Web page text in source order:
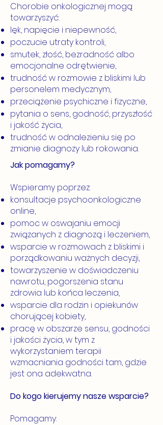
Chorobie onkologicznej mogą
towarzyszyć:
lęk, napięcie i niepewność,
poczucie utraty kontroli,
smutek, złość, bezradność albo
emocjonalne odrętwienie,
trudność w rozmowie z bliskimi lub
personelem medycznym,
przeciążenie psychiczne i fizyczne,
pytania o sens, godność, przyszłość
i jakość życia,
trudność w odnalezieniu się po
zmianie diagnozy lub rokowania.
Jak pomagamy?
Wspieramy poprzez:
konsultacje psychoonkologiczne
online,
pomoc w oswajaniu emocji
związanych z diagnozą i leczeniem,
wsparcie w rozmowach z bliskimi i
porządkowaniu ważnych decyzji,
towarzyszenie w doświadczeniu
nawrotu, pogorszenia stanu
zdrowia lub końca leczenia,
wsparcie dla rodzin i opiekunów
chorującej kobiety,
pracę w obszarze sensu, godności
i jakości życia, w tym z
wykorzystaniem terapii
wzmacniania godności tam, gdzie
jest ona adekwatna.
Do kogo kierujemy nasze wsparcie?
Pomagamy: